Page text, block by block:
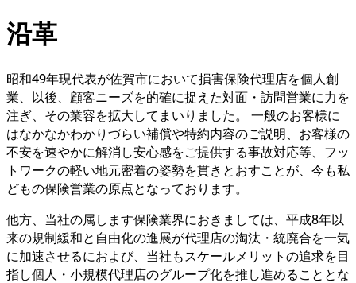
沿革
昭和49年現代表が佐賀市において損害保険代理店を個人創
業、以後、顧客ニーズを的確に捉えた対面・訪問営業に力を
注ぎ、その業容を拡大してまいりました。 一般のお客様に
はなかなかわかりづらい補償や特約内容のご説明、お客様の
不安を速やかに解消し安心感をご提供する事故対応等、フッ
トワークの軽い地元密着の姿勢を貫きとおすことが、今も私
どもの保険営業の原点となっております。
他方、当社の属します保険業界におきましては、平成8年以
来の規制緩和と自由化の進展が代理店の淘汰・統廃合を一気
に加速させるにおよび、当社もスケールメリットの追求を目
指し個人・小規模代理店のグループ化を推し進めることとな